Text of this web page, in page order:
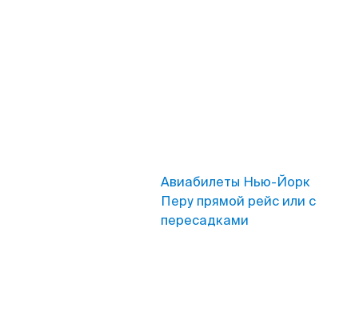
Авиабилеты Нью-Йорк
Перу прямой рейс или с
пересадками